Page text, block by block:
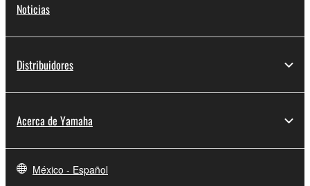
Noticias
Distribuidores
Acerca de Yamaha
México - Español